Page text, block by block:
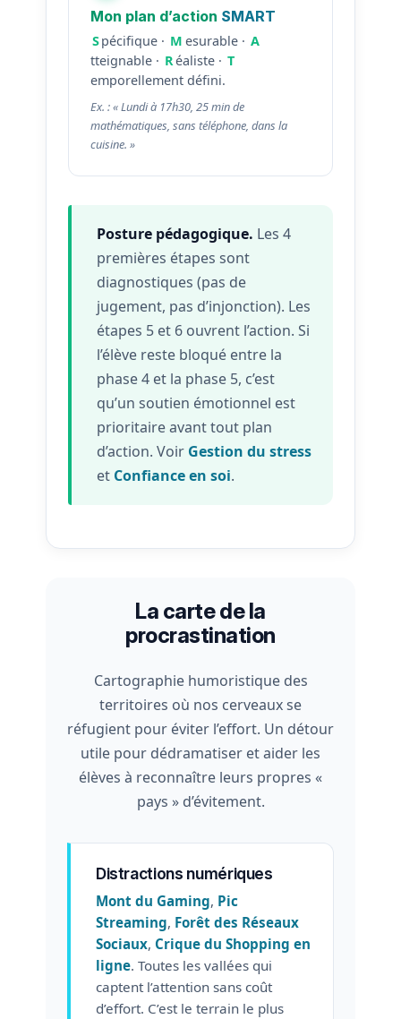
Mon plan d’action SMART
Spécifique · M esurable · A
tteignable · Réaliste · T
emporellement défini.
Ex. : « Lundi à 17h30, 25 min de
mathématiques, sans téléphone, dans la
cuisine. »
Posture pédagogique. Les 4
premières étapes sont
diagnostiques (pas de
jugement, pas d’injonction). Les
étapes 5 et 6 ouvrent l’action. Si
l’élève reste bloqué entre la
phase 4 et la phase 5, c’est
qu’un soutien émotionnel est
prioritaire avant tout plan
d’action. Voir Gestion du stress
et Confiance en soi.
La carte de la
procrastination
Cartographie humoristique des
territoires où nos cerveaux se
réfugient pour éviter l’effort. Un détour
utile pour dédramatiser et aider les
élèves à reconnaître leurs propres «
pays » d’évitement.
Distractions numériques
Mont du Gaming, Pic
Streaming, Forêt des Réseaux
Sociaux, Crique du Shopping en
ligne. Toutes les vallées qui
captent l’attention sans coût
d’effort. C’est le terrain le plus